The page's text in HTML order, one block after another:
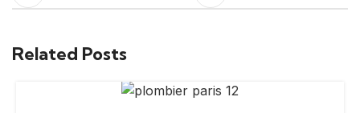
Related Posts